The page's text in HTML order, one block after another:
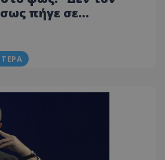
πήγε σε
οι Κρητικοί – Ο
ζητήσει βοήθεια για
τους "νταήδες"